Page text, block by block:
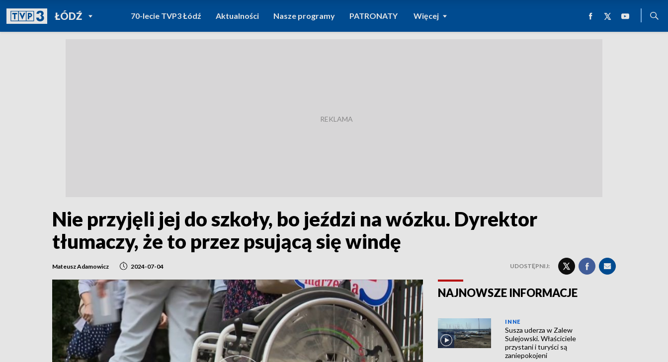
ŁÓDŹPOWRÓT DO
TVP REGIONY
70-lecie TVP3 Łódź Aktualności Nasze programy PATRONATY Więcej
Nie przyjęli jej do szkoły, bo jeździ na wózku. Dyrektor
tłumaczy, że to przez psującą się windę
Mateusz Adamowicz 2024-07-04 UDOSTĘPNIJ:
NAJNOWSZE INFORMACJE
INNE
Susza uderza w Zalew
Sulejowski. Właściciele
przystani i turyści są
zaniepokojeni